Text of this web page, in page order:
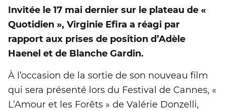
Invitée le 17 mai dernier sur le plateau de «
Quotidien », Virginie Efira a réagi par
rapport aux prises de position d’Adèle
Haenel et de Blanche Gardin.
À l’occasion de la sortie de son nouveau film
qui sera présenté lors du Festival de Cannes, «
L’Amour et les Forêts » de Valérie Donzelli,